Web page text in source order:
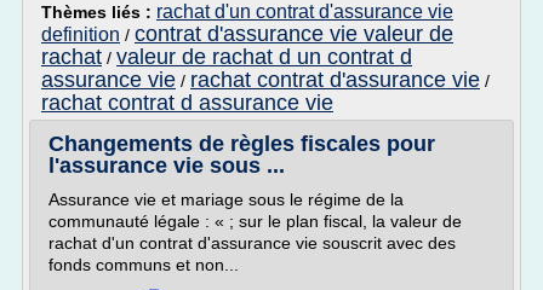
Thèmes liés : rachat d'un contrat d'assurance vie
definition / contrat d'assurance vie valeur de
rachat / valeur de rachat d un contrat d
assurance vie / rachat contrat d'assurance vie /
rachat contrat d assurance vie
Changements de règles fiscales pour
l'assurance vie sous ...
Assurance vie et mariage sous le régime de la
communauté légale : « ; sur le plan fiscal, la valeur de
rachat d'un contrat d'assurance vie souscrit avec des
fonds communs et non...